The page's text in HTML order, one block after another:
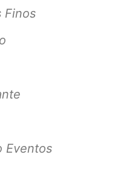
Finos
Eventos